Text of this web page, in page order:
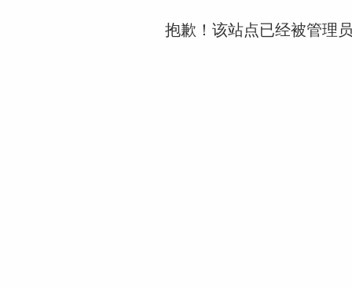
抱歉！该站点已经被管理